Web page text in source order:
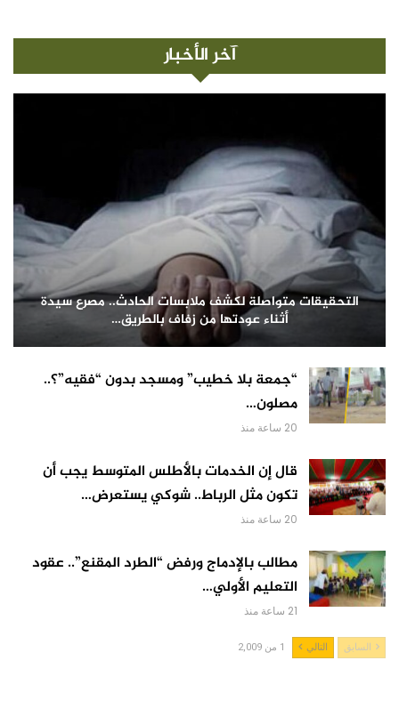
آخر الأخبار
التحقيقات متواصلة لكشف ملابسات الحادث.. مصرع سيدة
أثناء عودتها من زفاف بالطريق…
“جمعة بلا خطيب” ومسجد بدون “فقيه”؟..
مصلون…
20 ساعة منذ
قال إن الخدمات بالأطلس المتوسط يجب أن
تكون مثل الرباط.. شوكي يستعرض…
20 ساعة منذ
مطالب بالإدماج ورفض “الطرد المقنع”.. عقود
التعليم الأولي…
21 ساعة منذ
السابق التالي 1 من 2,009